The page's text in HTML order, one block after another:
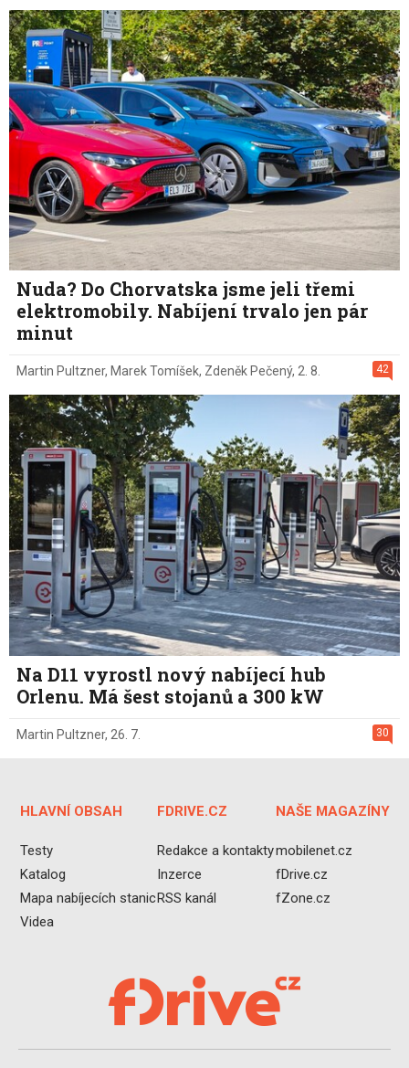
Nuda? Do Chorvatska jsme jeli třemi
elektromobily. Nabíjení trvalo jen pár
minut
42
Martin Pultzner, Marek Tomíšek, Zdeněk Pečený, 2. 8.
Na D11 vyrostl nový nabíjecí hub
Orlenu. Má šest stojanů a 300 kW
30
Martin Pultzner, 26. 7.
HLAVNÍ OBSAH
Testy
Katalog
Mapa nabíjecích stanic
Videa
FDRIVE.CZ
Redakce a kontakty
Inzerce
RSS kanál
NAŠE MAGAZÍNY
mobilenet.cz
fDrive.cz
fZone.cz